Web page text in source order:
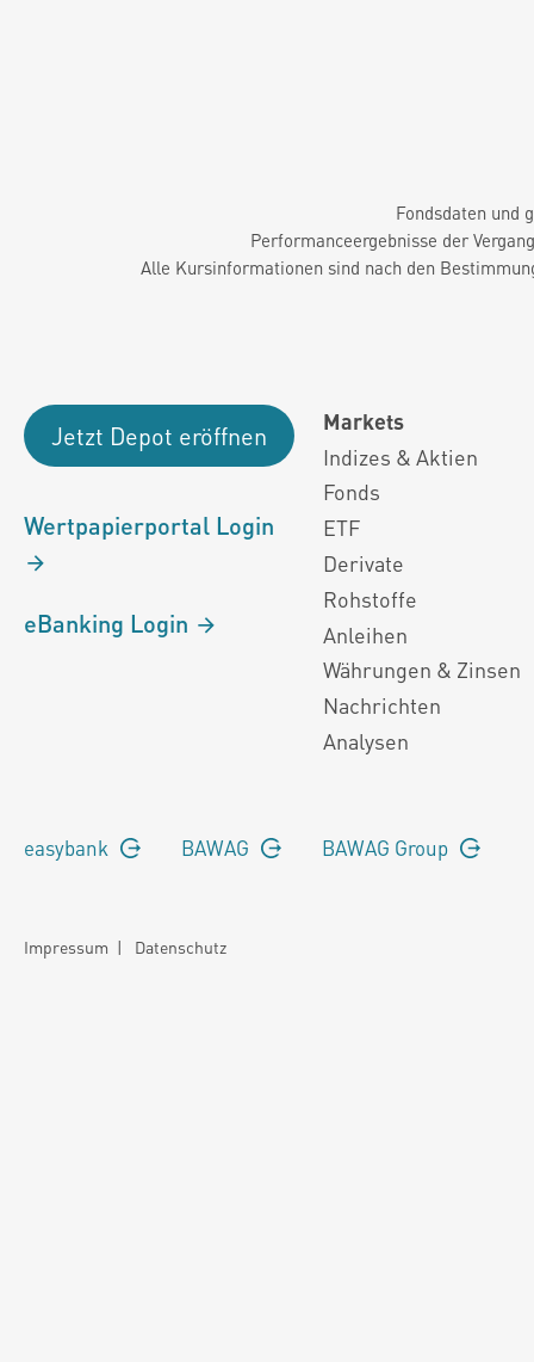
Fondsdaten und
Performanceergebnisse der
Alle Kursinformationen sind nach den
Jetzt Depot eröffnen
Wertpapierportal Login
eBanking Login
Markets
Indizes & Aktien
Fonds
ETF
Derivate
Rohstoffe
Anleihen
Währungen & Zinsen
Nachrichten
Analysen
easybank BAWAG BAWAG Group
Impressum | Datenschutz